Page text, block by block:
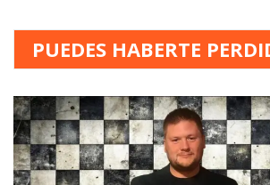
PUEDES HABERTE